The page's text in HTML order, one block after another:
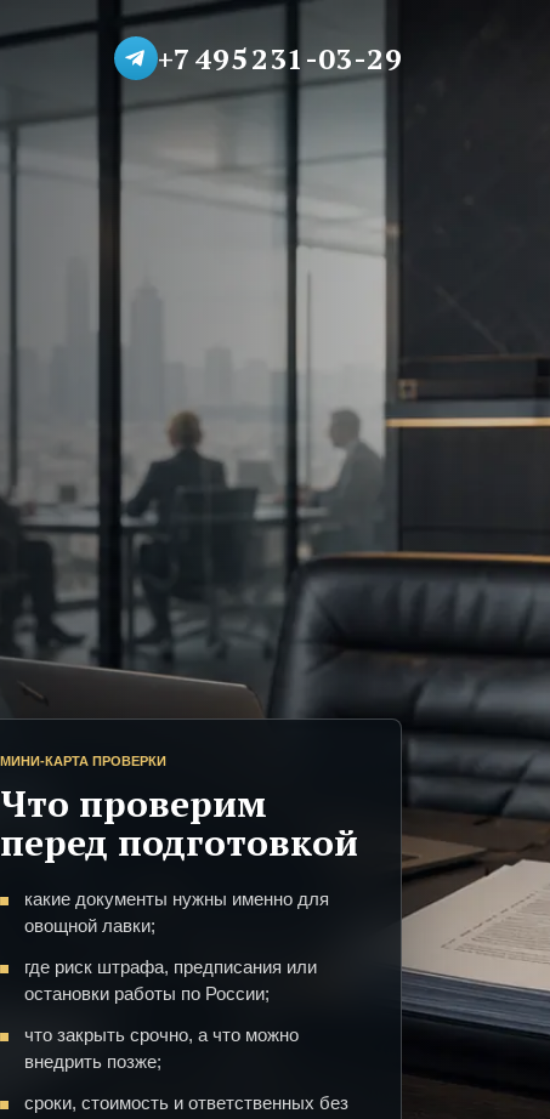
+7 495 231-03-29
МИНИ-КАРТА ПРОВЕРКИ
Что проверим
перед подготовкой
какие документы нужны именно для
овощной лавки;
где риск штрафа, предписания или
остановки работы по России;
что закрыть срочно, а что можно
внедрить позже;
сроки, стоимость и ответственных без